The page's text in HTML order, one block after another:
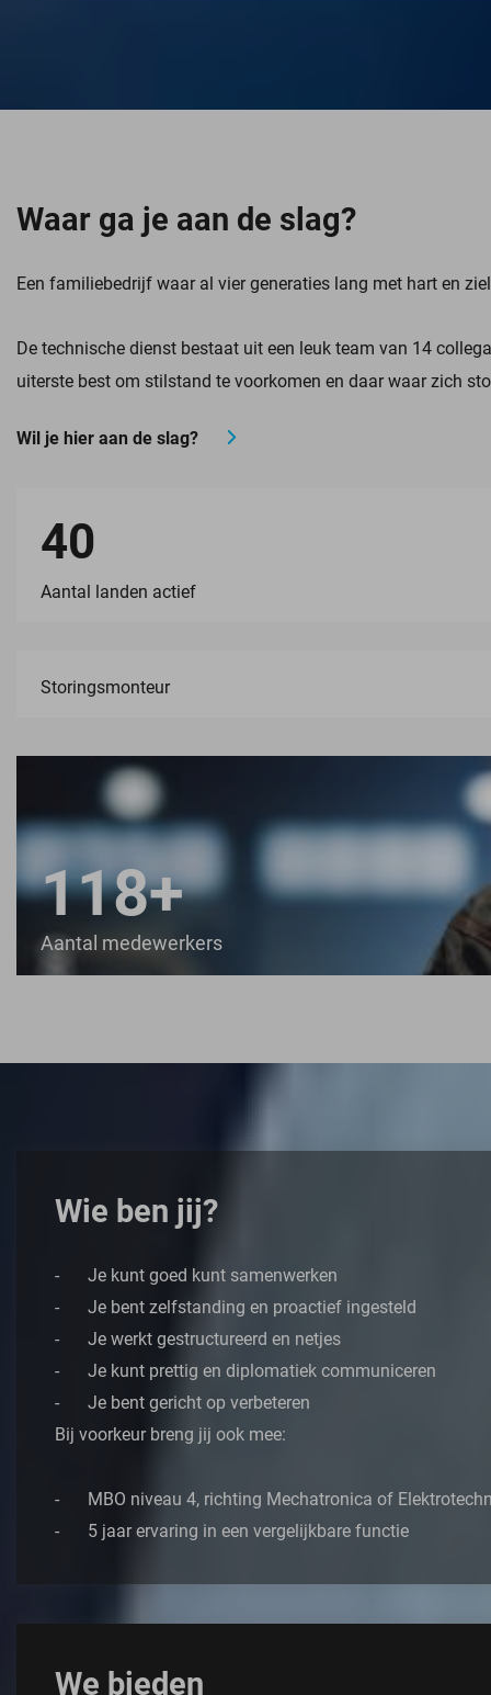
Waar ga je aan de slag?
Een familiebedrijf waar al vier generaties lang met hart en
De technische dienst bestaat uit een leuk team van 14
uiterste best om stilstand te voorkomen en daar waar zich
Wil je hier aan de slag?
40
Aantal landen actief
Storingsmonteur
120+
Aantal medewerkers
Wie ben jij?
Je kunt goed kunt samenwerken
Je bent zelfstanding en proactief ingesteld
Je werkt gestructureerd en netjes
Je kunt prettig en diplomatiek communiceren
Je bent gericht op verbeteren
Bij voorkeur breng jij ook mee:
MBO niveau 4, richting Mechatronica of
5 jaar ervaring in een vergelijkbare functie
We bieden